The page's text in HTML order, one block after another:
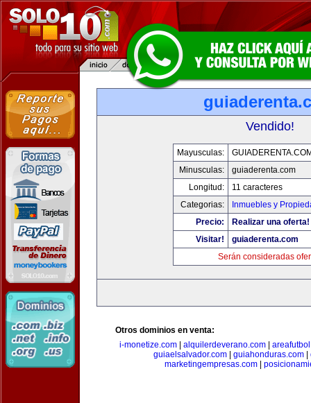
Vendido!
Mayusculas:
Minusculas:
guiaderenta.com
Longitud:
11 caracteres
Categorias:
Inmuebles y
Precio:
Realizar una oferta!
Visitar!
guiaderenta.com
Serán consideradas
Otros dominios en venta:
i-monetize.com
alquilerdeverano.com
guiaelsalvador.com| guiahonduras.com|
marketingempresas.com